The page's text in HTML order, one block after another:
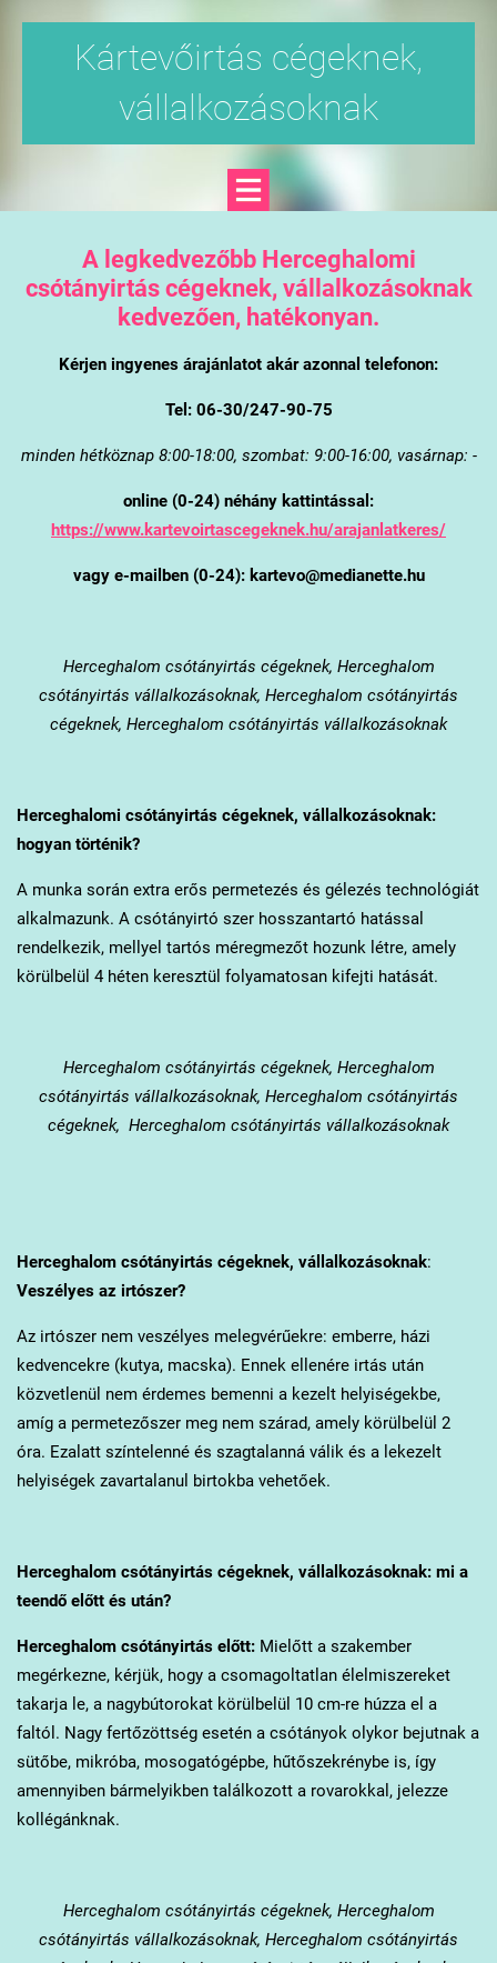
Kártevőirtás cégeknek,
vállalkozásoknak
A legkedvezőbb Herceghalomi
csótányirtás cégeknek, vállalkozásoknak
kedvezően, hatékonyan.
Kérjen ingyenes árajánlatot akár azonnal telefonon:
Tel: 06-30/247-90-75
minden hétköznap 8:00-18:00, szombat: 9:00-16:00, vasárnap: -
online (0-24) néhány kattintással:
https://www.kartevoirtascegeknek.hu/arajanlatkeres/
vagy e-mailben (0-24): kartevo@medianette.hu
Herceghalom csótányirtás cégeknek, Herceghalom
csótányirtás vállalkozásoknak, Herceghalom csótányirtás
cégeknek, Herceghalom csótányirtás vállalkozásoknak
Herceghalomi csótányirtás cégeknek, vállalkozásoknak:
hogyan történik?
A munka során extra erős permetezés és gélezés technológiát
alkalmazunk. A csótányirtó szer hosszantartó hatással
rendelkezik, mellyel tartós méregmezőt hozunk létre, amely
körülbelül 4 héten keresztül folyamatosan kifejti hatását.
Herceghalom csótányirtás cégeknek, Herceghalom
csótányirtás vállalkozásoknak, Herceghalom csótányirtás
cégeknek, Herceghalom csótányirtás vállalkozásoknak
Herceghalomcsótányirtás cégeknek, vállalkozásoknak:
Veszélyes az irtószer?
Az irtószer nem veszélyes melegvérűekre: emberre, házi
kedvencekre (kutya, macska). Ennek ellenére irtás után
közvetlenül nem érdemes bemenni a kezelt helyiségekbe,
amíg a permetezőszer meg nem szárad, amely körülbelül 2
óra. Ezalatt színtelenné és szagtalanná válik és a lekezelt
helyiségek zavartalanul birtokba vehetőek.
Herceghalomcsótányirtás cégeknek, vállalkozásoknak: mi a
teendő előtt és után?
Herceghalomcsótányirtás előtt:Mielőtt a szakember
megérkezne, kérjük, hogy a csomagoltatlan élelmiszereket
takarja le, a nagybútorokat körülbelül 10 cm-re húzza el a
faltól. Nagy fertőzöttség esetén a csótányok olykor bejutnak a
sütőbe, mikróba, mosogatógépbe, hűtőszekrénybe is, így
amennyiben bármelyikben találkozott a rovarokkal, jelezze
kollégánknak.
Herceghalom csótányirtás cégeknek, Herceghalom
csótányirtás vállalkozásoknak, Herceghalom csótányirtás